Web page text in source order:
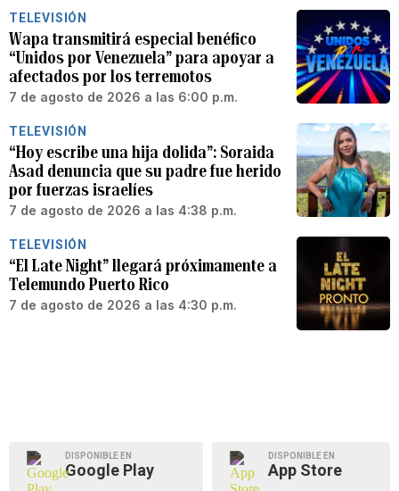
TELEVISIÓN
Wapa transmitirá especial benéfico
“Unidos por Venezuela” para apoyar a
afectados por los terremotos
7 de agosto de 2026 a las 6:00 p.m.
TELEVISIÓN
“Hoy escribe una hija dolida”: Soraida
Asad denuncia que su padre fue herido
por fuerzas israelíes
7 de agosto de 2026 a las 4:38 p.m.
TELEVISIÓN
“El Late Night” llegará próximamente a
Telemundo Puerto Rico
7 de agosto de 2026 a las 4:30 p.m.
DISPONIBLE EN
Google Play
DISPONIBLE EN
App Store